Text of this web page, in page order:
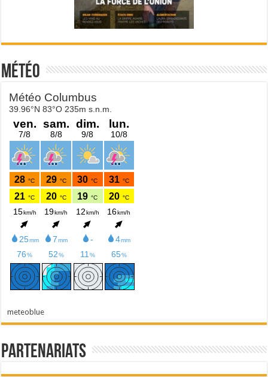
Météo
meteoblue
Partenariats